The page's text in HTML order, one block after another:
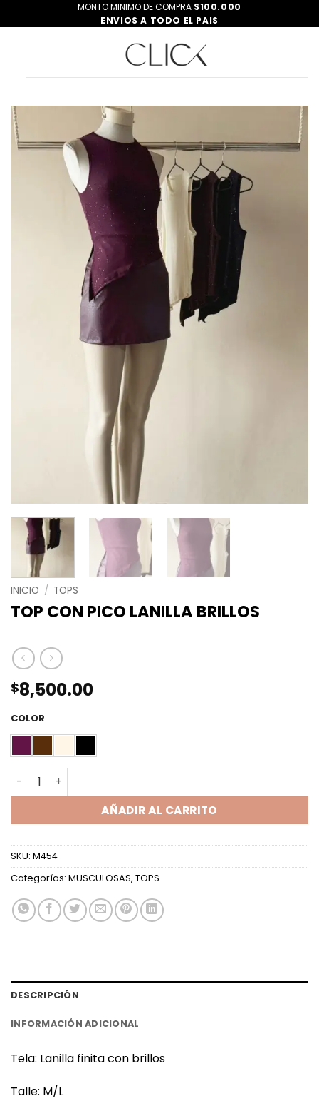
al
MONTO MINIMO DE COMPRA $100.000
ENVIOS A TODO EL PAIS
INICIO / TOPS
TOP CON PICO LANILLA BRILLOS
$8,500.00
COLOR
TOP CON PICO LANILLA BRILLOS cantidad
AÑADIR AL CARRITO
SKU: M454
Categorías: MUSCULOSAS, TOPS
DESCRIPCIÓN
INFORMACIÓN ADICIONAL
Tela: Lanilla finita con brillos
Talle: M/L